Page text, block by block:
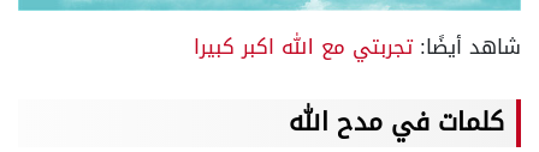
شاهد أيضًا:تجربتي مع الله اكبر كبيرا
كلمات في مدح الله